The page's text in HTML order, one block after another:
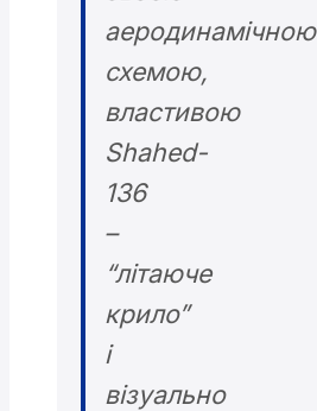
аеродинамічною
схемою,
властивою
Shahed-
136
–
“літаюче
крило”
і
візуально